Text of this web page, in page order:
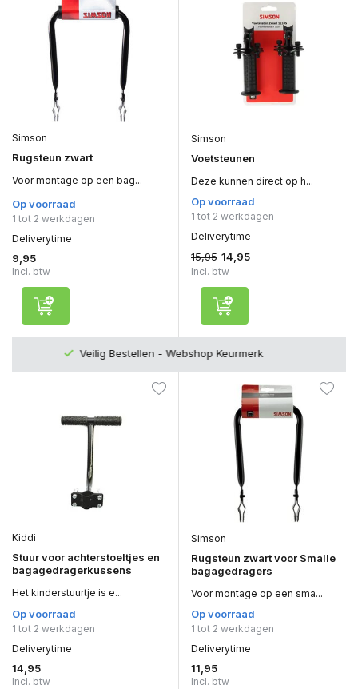
Simson
Rugsteun zwart
Voor montage op een bag...
Op voorraad
1 tot 2 werkdagen
Deliverytime
9,95
Incl. btw
Simson
Voetsteunen
Deze kunnen direct op h...
Op voorraad
1 tot 2 werkdagen
Deliverytime
15,95 14,95
Incl. btw
Top Kwaliteit en zeer Duurzaam
Kiddi
Stuur voor achterstoeltjes en
bagagedragerkussens
Het kinderstuurtje is e...
Op voorraad
1 tot 2 werkdagen
Deliverytime
14,95
Incl. btw
Simson
Rugsteun zwart voor Smalle
bagagedragers
Voor montage op een sma...
Op voorraad
1 tot 2 werkdagen
Deliverytime
11,95
Incl. btw